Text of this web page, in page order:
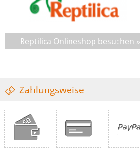
Reptilica Onlineshop besuchen »
Zahlungsweise